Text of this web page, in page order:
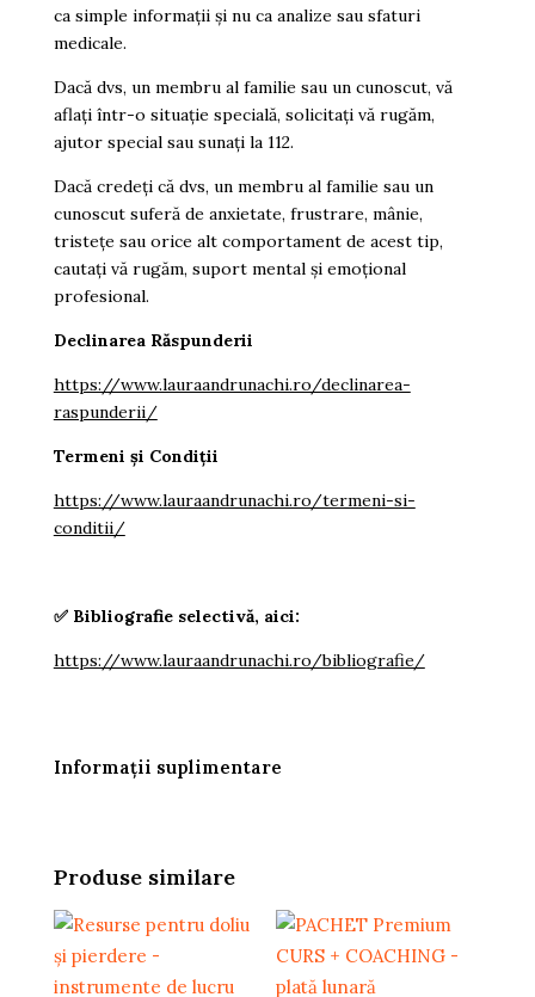
ca simple informații și nu ca analize sau sfaturi
medicale.
Dacă dvs, un membru al familie sau un cunoscut, vă
aflați într-o situație specială, solicitați vă rugăm,
ajutor special sau sunați la 112.
Dacă credeți că dvs, un membru al familie sau un
cunoscut suferă de anxietate, frustrare, mânie,
tristețe sau orice alt comportament de acest tip,
cautați vă rugăm, suport mental și emoțional
profesional.
Declinarea Răspunderii
https://www.lauraandrunachi.ro/declinarea-
raspunderii/
Termeni și Condiții
https://www.lauraandrunachi.ro/termeni-si-
conditii/
✅ Bibliografie selectivă, aici:
https://www.lauraandrunachi.ro/bibliografie/
Informații suplimentare
Produse similare